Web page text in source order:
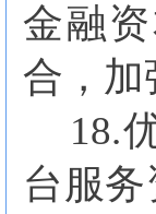
金融
合，加
18.
台服